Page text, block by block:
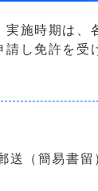
施時期は、
し免許を受
（簡易書留